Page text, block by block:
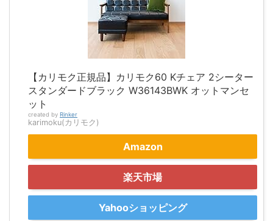
【カリモク正規品】カリモク60 Kチェア 2シーター
スタンダードブラック W36143BWK オットマンセ
ット
created by Rinker
karimoku(カリモク)
Amazon
楽天市場
Yahooショッピング